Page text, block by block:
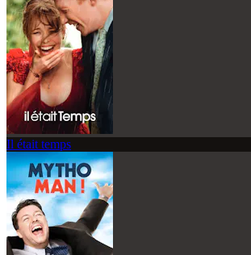
Il était temps